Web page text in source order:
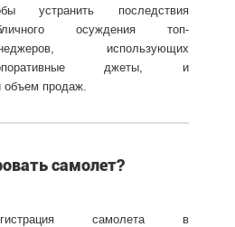
устранить последствия
осуждения топ-
использующих
джеты, и
объем продаж.
самолет?
самолета в